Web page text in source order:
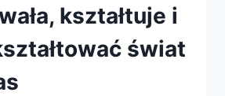
kształtuje i
świat